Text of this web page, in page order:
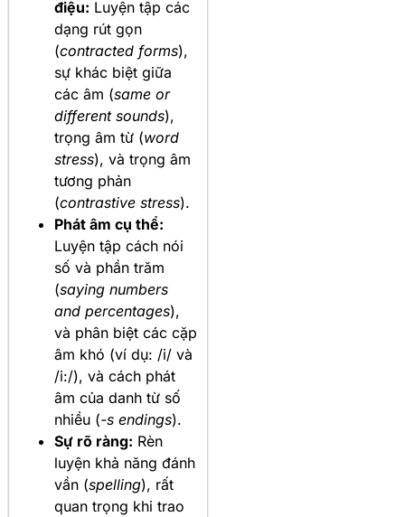
điệu: Luyện tập các
dạng rút gọn
(contracted forms),
sự khác biệt giữa
các âm (same or
different sounds),
trọng âm từ (word
stress), và trọng âm
tương phản
(contrastive stress).
Phát âm cụ thể:
Luyện tập cách nói
số và phần trăm
(saying numbers
and percentages),
và phân biệt các cặp
âm khó (ví dụ: /i/ và
/i:/), và cách phát
âm của danh từ số
nhiều (-s endings).
Sự rõ ràng: Rèn
luyện khả năng đánh
vần (spelling), rất
quan trọng khi trao